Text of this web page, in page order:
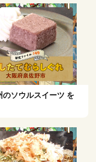
のソウルスイーツ を